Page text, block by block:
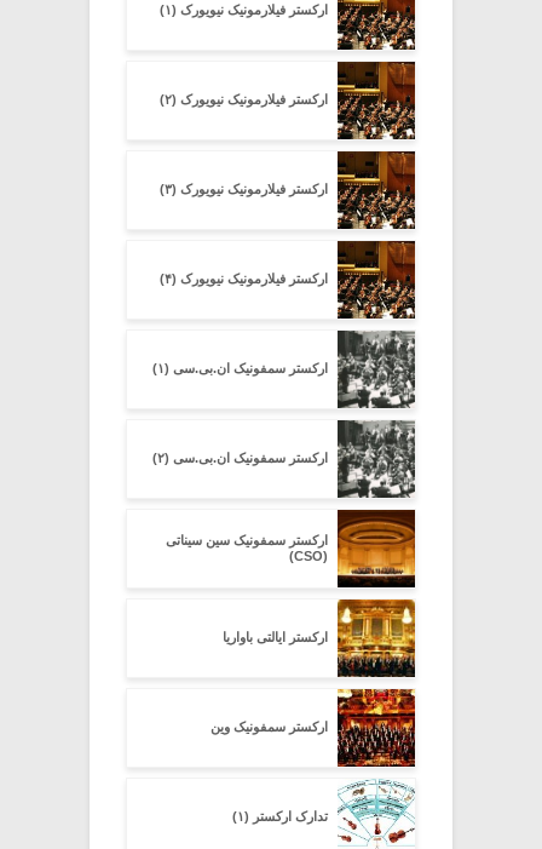
ارکستر فیلارمونیک نیویورک (۱)
ارکستر فیلارمونیک نیویورک (۲)
ارکستر فیلارمونیک نیویورک (۳)
ارکستر فیلارمونیک نیویورک (۴)
ارکستر سمفونیک ان.بی.سی (۱)
ارکستر سمفونیک ان.بی.سی (۲)
ارکستر سمفونیک سین سیناتی
(CSO)
ارکستر ایالتی باواریا
ارکستر سمفونیک وین
تدارک ارکستر (۱)